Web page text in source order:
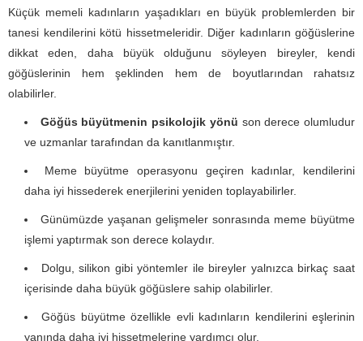
Küçük memeli kadınların yaşadıkları en büyük problemlerden bir
tanesi kendilerini kötü hissetmeleridir. Diğer kadınların göğüslerine
dikkat eden, daha büyük olduğunu söyleyen bireyler, kendi
göğüslerinin hem şeklinden hem de boyutlarından rahatsız
olabilirler.
Göğüs büyütmenin psikolojik yönü son derece olumludur
ve uzmanlar tarafından da kanıtlanmıştır.
Meme büyütme operasyonu geçiren kadınlar, kendilerini
daha iyi hissederek enerjilerini yeniden toplayabilirler.
Günümüzde yaşanan gelişmeler sonrasında meme büyütme
işlemi yaptırmak son derece kolaydır.
Dolgu, silikon gibi yöntemler ile bireyler yalnızca birkaç saat
içerisinde daha büyük göğüslere sahip olabilirler.
Göğüs büyütme özellikle evli kadınların kendilerini eşlerinin
yanında daha iyi hissetmelerine yardımcı olur.